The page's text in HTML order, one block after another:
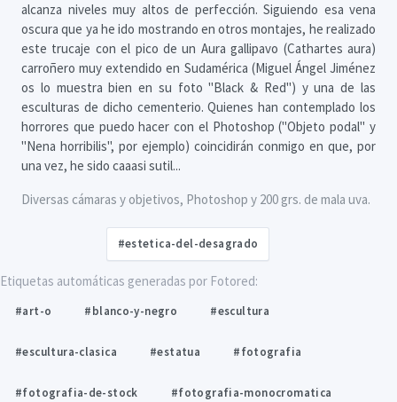
alcanza niveles muy altos de perfección. Siguiendo esa vena
oscura que ya he ido mostrando en otros montajes, he realizado
este trucaje con el pico de un Aura gallipavo (Cathartes aura)
carroñero muy extendido en Sudamérica (Miguel Ángel Jiménez
os lo muestra bien en su foto "Black & Red") y una de las
esculturas de dicho cementerio. Quienes han contemplado los
horrores que puedo hacer con el Photoshop ("Objeto podal" y
"Nena horribilis", por ejemplo) coincidirán conmigo en que, por
una vez, he sido caaasi sutil...
Diversas cámaras y objetivos, Photoshop y 200 grs. de mala uva.
#estetica-del-desagrado
Etiquetas automáticas generadas por Fotored:
#art-o #blanco-y-negro #escultura
#escultura-clasica #estatua #fotografia
#fotografia-de-stock #fotografia-monocromatica